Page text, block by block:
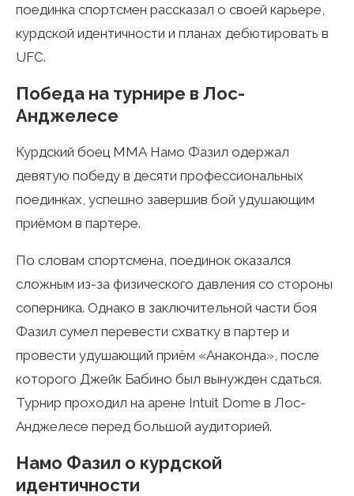
поединка спортсмен рассказал о своей карьере,
курдской идентичности и планах дебютировать в
UFC.
Победа на турнире в Лос-
Анджелесе
Курдский боец ММА Намо Фазил одержал
девятую победу в десяти профессиональных
поединках, успешно завершив бой удушающим
приёмом в партере.
По словам спортсмена, поединок оказался
сложным из-за физического давления со стороны
соперника. Однако в заключительной части боя
Фазил сумел перевести схватку в партер и
провести удушающий приём «Анаконда», после
которого Джейк Бабино был вынужден сдаться.
Турнир проходил на арене Intuit Dome в Лос-
Анджелесе перед большой аудиторией.
Намо Фазил о курдской
идентичности